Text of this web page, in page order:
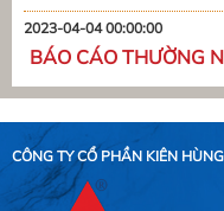
2023-04-04 00:00:00
BÁO CÁO THƯỜNG
CÔNG TY CỔ PHẦN KIÊN HÙNG